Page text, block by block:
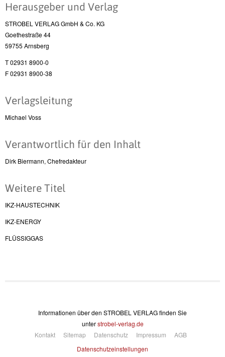
Herausgeber und Verlag
STROBEL VERLAG GmbH & Co. KG
Goethestraße 44
59755 Arnsberg
T 02931 8900-0
F 02931 8900-38
Verlagsleitung
Michael Voss
Verantwortlich für den Inhalt
Dirk Biermann, Chefredakteur
Weitere Titel
IKZ-HAUSTECHNIK
IKZ-ENERGY
FLÜSSIGGAS
Informationen über den STROBEL VERLAG finden Sie
unterstrobel-verlag.de
Kontakt
Sitemap Datenschutz Impressum
AGB
Datenschutzeinstellungen